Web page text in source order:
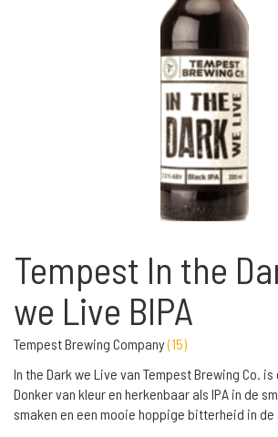
Tempest In the
we Live BIPA
Tempest Brewing Company(15)
In the Dark we Live van Tempest Brewing Co. is
Donker van kleur en herkenbaar als IPA in de
smaken en een mooie hoppige bitterheid in